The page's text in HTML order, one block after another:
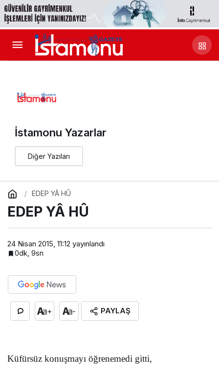
İstamonu Yazarlar
Diğer Yazıları
EDEP YÂ HÛ
EDEP YÂ HÛ
24 Nisan 2015, 11:12 yayınlandı
0dk, 9sn
+ - PAYLAŞ
Küfürsüz konuşmayı öğrenemedi gitti,